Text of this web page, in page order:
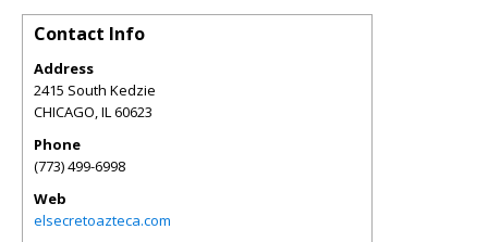
Contact Info
Address
2415 South Kedzie
CHICAGO,IL60623
Phone
(773) 499-6998
Web
elsecretoazteca.com